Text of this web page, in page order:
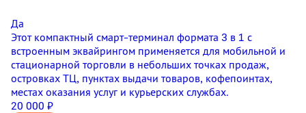
Да
Этот компактный смарт-терминал формата 3 в 1 с
встроенным эквайрингом применяется для мобильной и
стационарной торговли в небольших точках продаж,
островках ТЦ, пунктах выдачи товаров, кофепоинтах,
местах оказания услуг и курьерских службах.
20 000 ₽